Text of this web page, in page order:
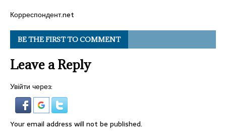
Корреспондент.net
BE THE FIRST TO COMMENT
Leave a Reply
Увійти через:
Your email address will not be published.